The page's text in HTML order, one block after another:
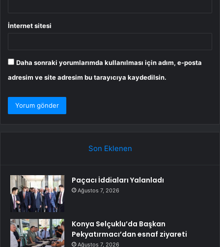
İnternet sitesi
Daha sonraki yorumlarımda kullanılması için adım, e-posta
adresim ve site adresim bu tarayıcıya kaydedilsin.
Son Eklenen
Paçacı İddiaları Yalanladı
Ağustos 7, 2026
Konya Selçuklu’da Başkan
Pekyatırmacı’dan esnaf ziyareti
Ağustos 7, 2026